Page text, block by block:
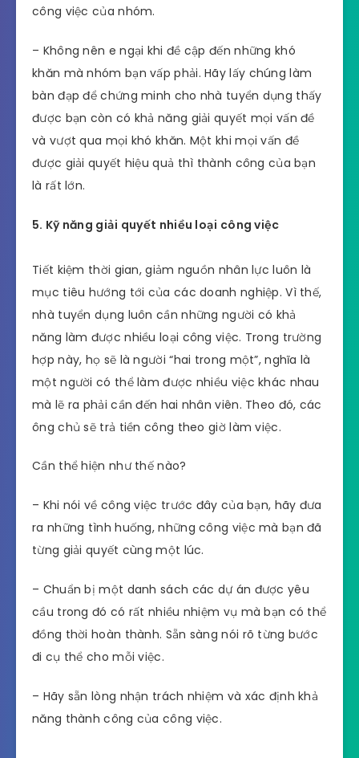
công việc của nhóm.
– Không nên e ngại khi đề cập đến những khó
khăn mà nhóm bạn vấp phải. Hãy lấy chúng làm
bàn đạp để chứng minh cho nhà tuyển dụng thấy
được bạn còn có khả năng giải quyết mọi vấn đề
và vượt qua mọi khó khăn. Một khi mọi vấn đề
được giải quyết hiệu quả thì thành công của bạn
là rất lớn.
5. Kỹ năng giải quyết nhiều loại công việc
Tiết kiệm thời gian, giảm nguồn nhân lực luôn là
mục tiêu hướng tới của các doanh nghiệp. Vì thế,
nhà tuyển dụng luôn cần những người có khả
năng làm được nhiều loại công việc. Trong trường
hợp này, họ sẽ là người “hai trong một”, nghĩa là
một người có thể làm được nhiều việc khác nhau
mà lẽ ra phải cần đến hai nhân viên. Theo đó, các
ông chủ sẽ trả tiền công theo giờ làm việc.
Cần thể hiện như thế nào?
– Khi nói về công việc trước đây của bạn, hãy đưa
ra những tình huống, những công việc mà bạn đã
từng giải quyết cùng một lúc.
– Chuẩn bị một danh sách các dự án được yêu
cầu trong đó có rất nhiều nhiệm vụ mà bạn có thể
đồng thời hoàn thành. Sẵn sàng nói rõ từng bước
đi cụ thể cho mỗi việc.
– Hãy sẵn lòng nhận trách nhiệm và xác định khả
năng thành công của công việc.